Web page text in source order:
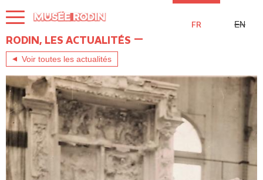
au
principal
FR EN
RODIN, LES ACTUALITÉS
Voir toutes les actualités